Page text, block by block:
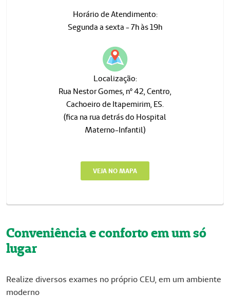
Horário de Atendimento:
Segunda a sexta - 7h às 19h
Localização:
Rua Nestor Gomes, nº 42, Centro,
Cachoeiro de Itapemirim, ES.
(fica na rua detrás do Hospital
Materno-Infantil)
VEJA NO MAPA
Conveniência e conforto em um só
lugar
Realize diversos exames no próprio CEU, em um ambiente
moderno